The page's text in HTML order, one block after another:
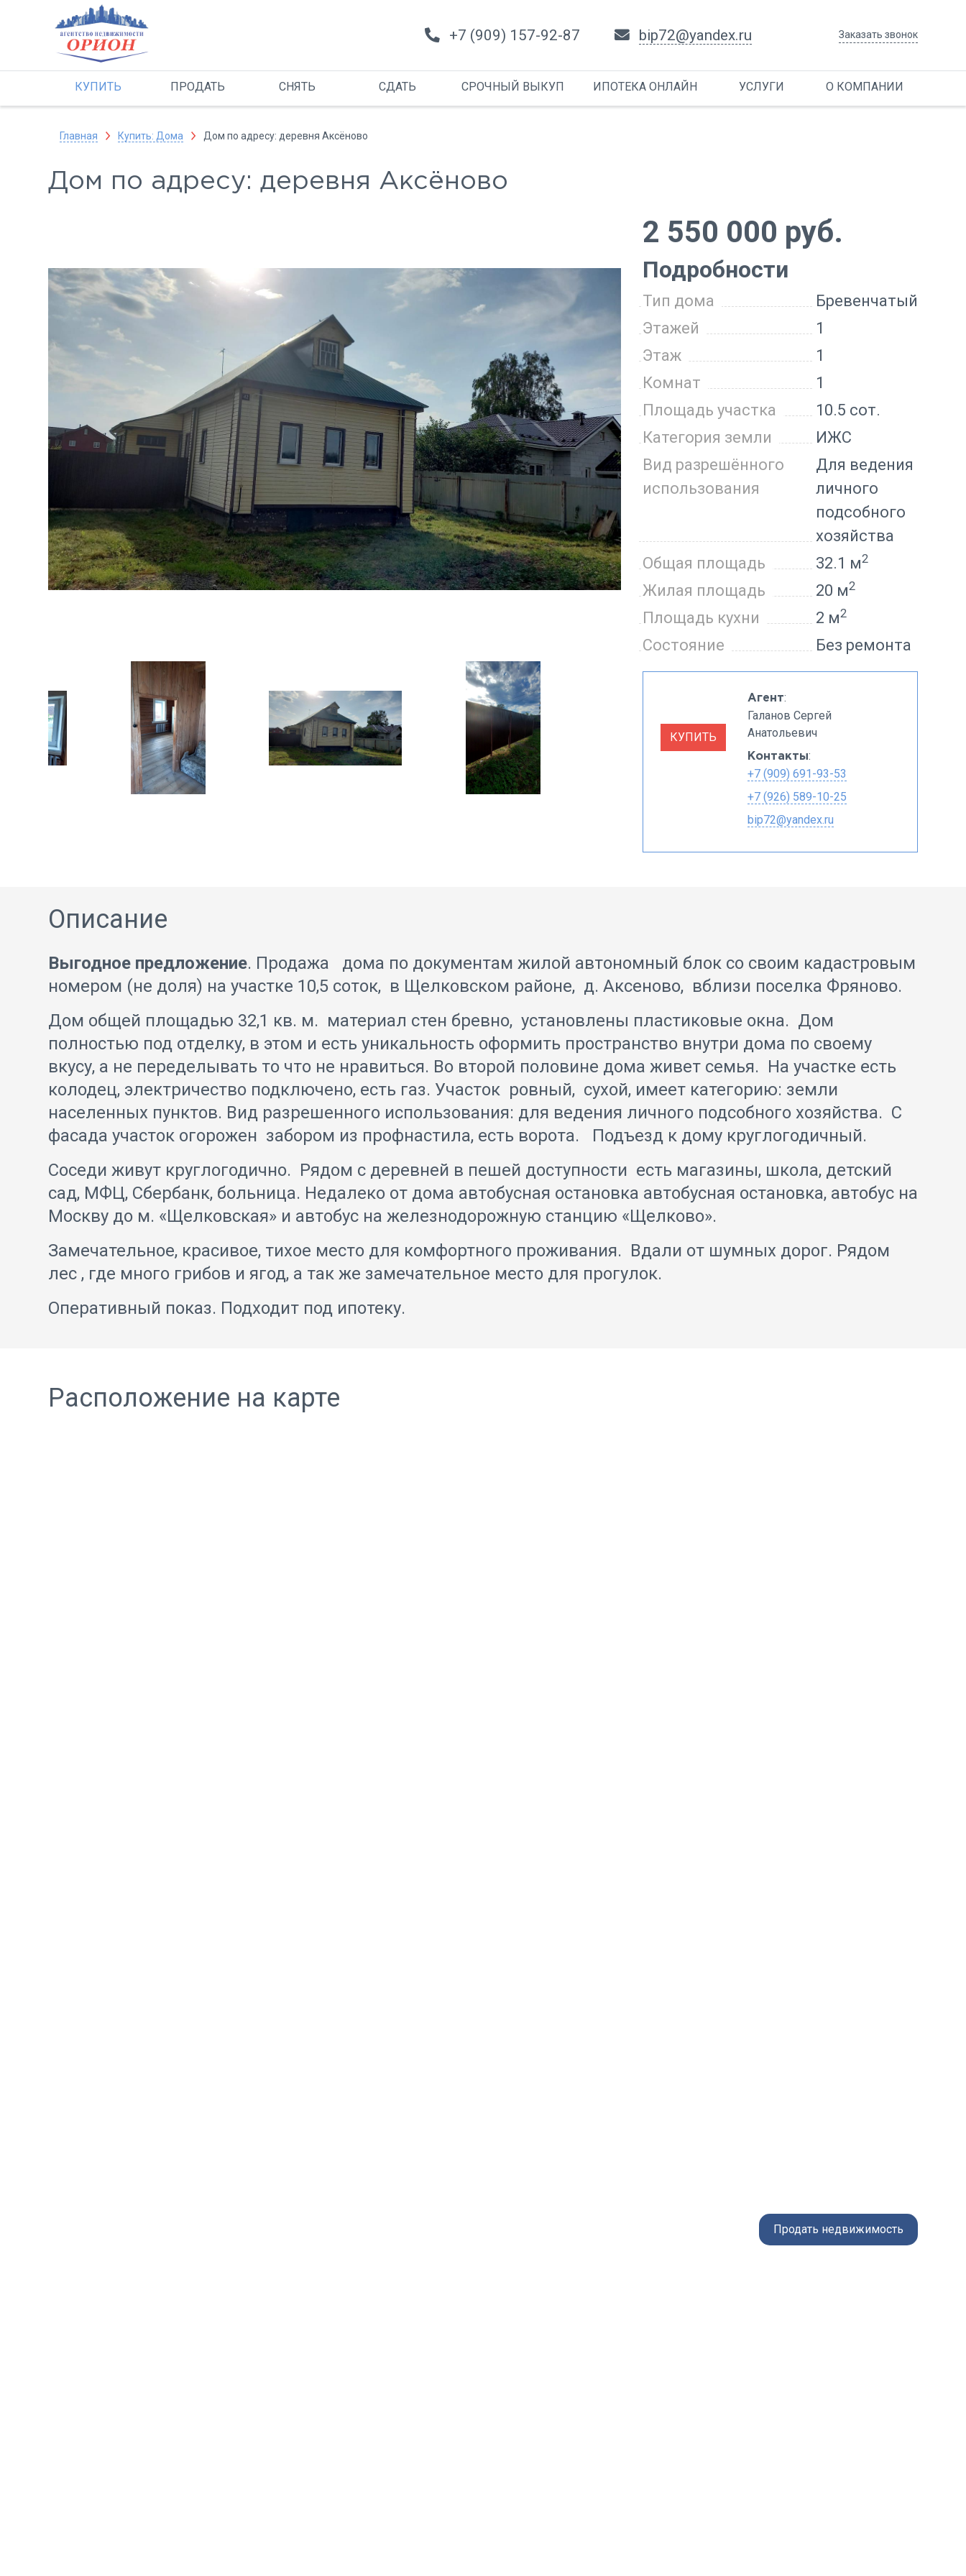
+7 (909) 157-92-87 bip72@yandex.ru Заказать звонок
КУПИТЬ ПРОДАТЬ СНЯТЬ СДАТЬ СРОЧНЫЙ ВЫКУП ИПОТЕКА ОНЛАЙН УСЛУГИ О КОМПАНИИ
Главная Купить: Дома Дом по адресу: деревня Аксёново
Дом по адресу: деревня Аксёново
2 550 000 руб.
Подробности
Тип дома
Бревенчатый
Этажей
1
Этаж
1
Комнат
1
Площадь участка
10.5 сот.
Категория земли
ИЖС
Вид разрешённого
использования
Для ведения
личного
подсобного
хозяйства
Общая площадь
32.1 м2
Жилая площадь 20 м2
Площадь кухни 2 м2
Состояние Без ремонта
КУПИТЬ
Агент:
Галанов Сергей
Анатольевич
Контакты:
+7 (909) 691-93-53
+7 (926) 589-10-25
bip72@yandex.ru
Описание
Выгодное предложение. Продажа дома по документам жилой автономный блок со своим кадастровым
номером (не доля) на участке 10,5 соток, в Щелковском районе, д. Аксеново, вблизи поселка Фряново.
Дом общей площадью 32,1 кв. м. материал стен бревно, установлены пластиковые окна. Дом
полностью под отделку, в этом и есть уникальность оформить пространство внутри дома по своему
вкусу, а не переделывать то что не нравиться. Во второй половине дома живет семья. На участке есть
колодец, электричество подключено, есть газ. Участок ровный, сухой, имеет категорию: земли
населенных пунктов. Вид разрешенного использования: для ведения личного подсобного хозяйства. С
фасада участок огорожен забором из профнастила, есть ворота. Подъезд к дому круглогодичный.
Соседи живут круглогодично. Рядом с деревней в пешей доступности есть магазины, школа, детский
сад, МФЦ, Сбербанк, больница. Недалеко от дома автобусная остановка автобусная остановка, автобус на
Москву до м. «Щелковская» и автобус на железнодорожную станцию «Щелково».
Замечательное, красивое, тихое место для комфортного проживания. Вдали от шумных дорог. Рядом
лес , где много грибов и ягод, а так же замечательное место для прогулок.
Оперативный показ. Подходит под ипотеку.
Расположение на карте
Продать недвижимость